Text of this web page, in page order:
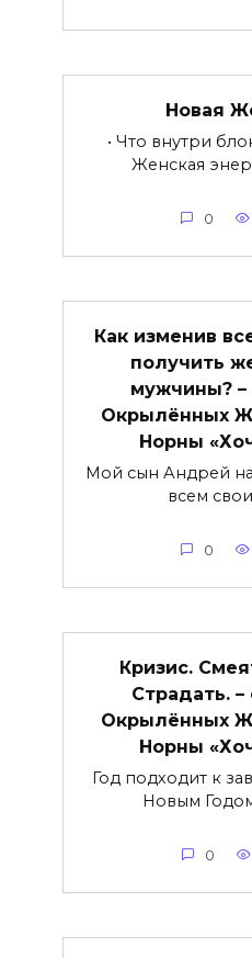
Новая
• Что внутри
Женская
0
Как изменив
получить
мужчины? –
Окрылённых
Норны
Мой сын Андрей
всем
0
Кризис.
Страдать. –
Окрылённых
Норны
Год подходит к
Новым
0